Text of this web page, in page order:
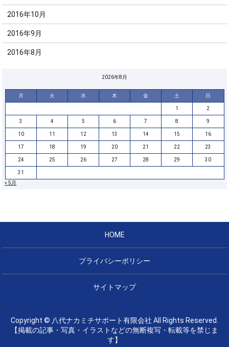
2016年10月
2016年9月
2016年8月
2026年8月
月 火 水 木 金 土 日
1 2
3 4 5 6 7 8 9
10 11 12 13 14 15 16
17 18 19 20 21 22 23
24 25 26 27 28 29 30
31
« 5月
HOME
プライバシーポリシー
サイトマップ
Copyright © 八代ナカミチサポート有限会社 All Rights Reserved.
【掲載の記事・写真・イラストなどの無断複写・転載等を禁じま
す】